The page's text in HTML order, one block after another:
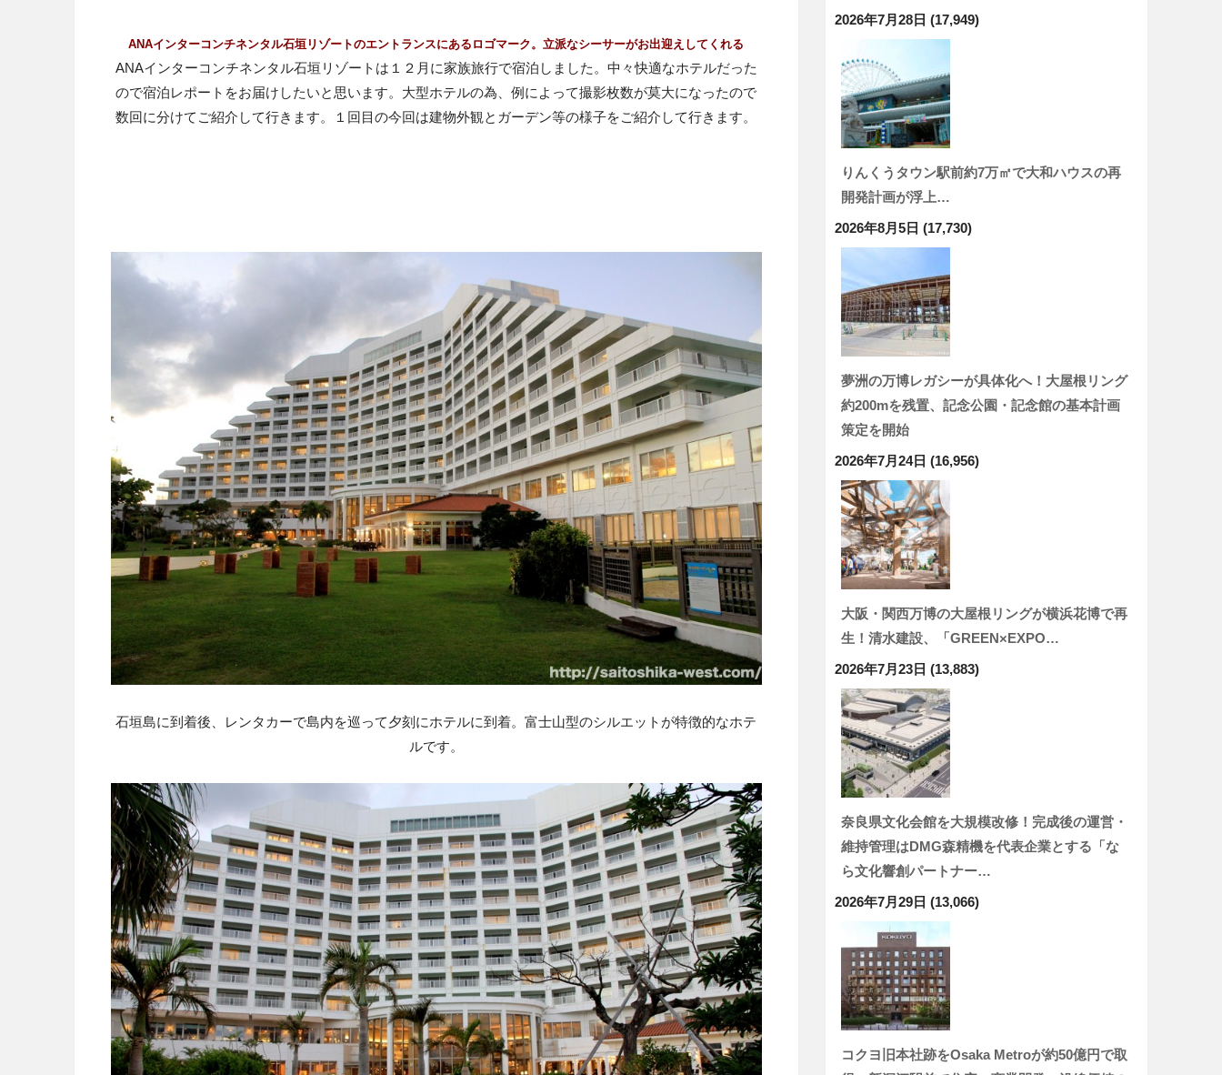
ANAインターコンチネンタル石垣リゾートのエントランスにあるロゴマーク。立派なシーサーがお出迎えしてくれる
ANAインターコンチネンタル石垣リゾートは１２月に家族旅行で宿泊しました。中々快適なホテルだった
ので宿泊レポートをお届けしたいと思います。大型ホテルの為、例によって撮影枚数が莫大になったので
数回に分けてご紹介して行きます。１回目の今回は建物外観とガーデン等の様子をご紹介して行きます。
石垣島に到着後、レンタカーで島内を巡って夕刻にホテルに到着。富士山型のシルエットが特徴的なホテ
ルです。
2026年7月28日 (17,949)
りんくうタウン駅前約7万㎡で大和ハウスの再
開発計画が浮上…
2026年8月5日 (17,730)
夢洲の万博レガシーが具体化へ！大屋根リング
約200mを残置、記念公園・記念館の基本計画
策定を開始
2026年7月24日 (16,956)
大阪・関西万博の大屋根リングが横浜花博で再
生！清水建設、「GREEN×EXPO…
2026年7月23日 (13,883)
奈良県文化会館を大規模改修！完成後の運営・
維持管理はDMG森精機を代表企業とする「な
ら文化響創パートナー…
2026年7月29日 (13,066)
コクヨ旧本社跡をOsaka Metroが約50億円で取